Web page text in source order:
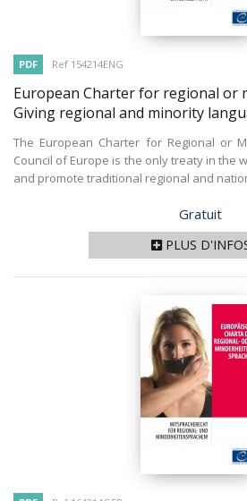
PDF Ref 154214ENG
European Charter for regional or
Giving regional and minority
The European Charter for Regional or
Council of Europe is the only treaty in the
and promote traditional regional and
Prix
Gratuit
PLUS